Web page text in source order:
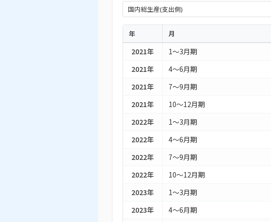
年 月
2021年 1～3月期
2021年 4～6月期
2021年 7～9月期
2021年 10～12月期
2022年 1～3月期
2022年 4～6月期
2022年 7～9月期
2022年 10～12月期
2023年 1～3月期
2023年 4～6月期